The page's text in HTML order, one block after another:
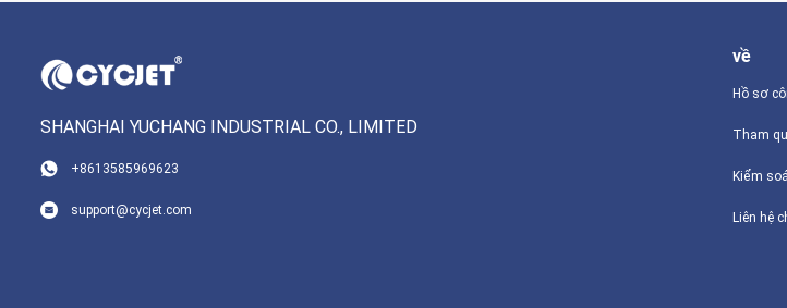
SHANGHAI YUCHANG INDUSTRIAL CO., LIMITED
+8613585969623
support@cycjet.com
về
Hồ sơ
Tham
Kiểm
Liên hệ